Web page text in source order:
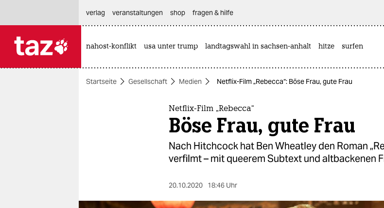
themen
verlag
veranstaltungen shop fragen & hilfe
nahost-konflikt usa unter trump landtagswahl in sachsen-anhalt hitze surfen
Startseite Gesellschaft Medien Netflix-Film „Rebecca“: Böse Frau, gute Frau
Netflix-Film „Rebecca“
Böse Frau, gute Frau
Nach Hitchcock hat Ben Wheatley den Roman
verfilmt – mit queerem Subtext und altbackenen
20.10.2020 18:46 Uhr